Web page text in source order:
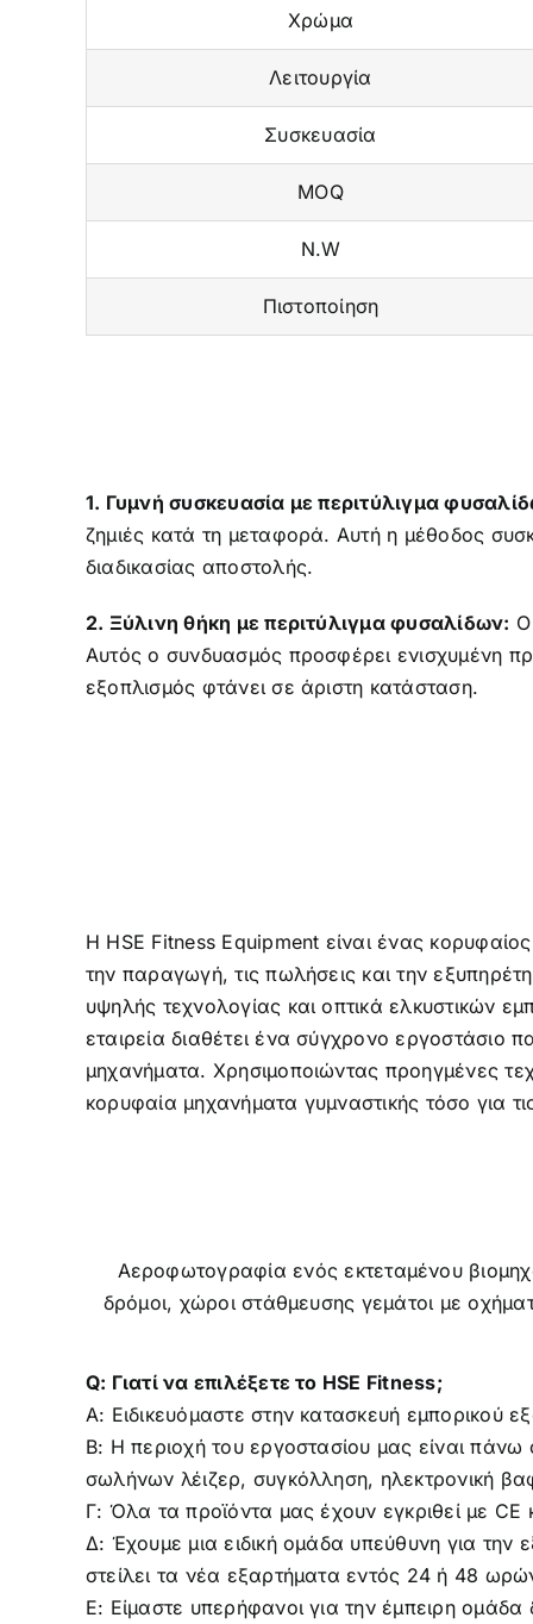
Χρώμα
Λειτουργία
Συσκευασία
MOQ
N.W
Πιστοποίηση
1. Γυμνή συσκευασία με περιτύλιγμα
ζημιές κατά τη μεταφορά. Αυτή η μέθοδος
διαδικασίας αποστολής.
2. Ξύλινη θήκη με περιτύλιγμα φυσαλίδων: Ο
Αυτός ο συνδυασμός προσφέρει ενισχυμένη
εξοπλισμός φτάνει σε άριστη κατάσταση.
Η HSE Fitness Equipment είναι ένας
την παραγωγή, τις πωλήσεις και την
υψηλής τεχνολογίας και οπτικά ελκυστικών
εταιρεία διαθέτει ένα σύγχρονο
μηχανήματα. Χρησιμοποιώντας προηγμένες
κορυφαία μηχανήματα γυμναστικής τόσο για
Q: Γιατί να επιλέξετε το HSE Fitness;
Α: Ειδικευόμαστε στην κατασκευή εμπορικού
Β: Η περιοχή του εργοστασίου μας είναι
σωλήνων λέιζερ, συγκόλληση, ηλεκτρονική
Γ: Όλα τα προϊόντα μας έχουν εγκριθεί με CE
Δ: Έχουμε μια ειδική ομάδα υπεύθυνη για
στείλει τα νέα εξαρτήματα εντός 24 ή 48
Ε: Είμαστε υπερήφανοι για την έμπειρη